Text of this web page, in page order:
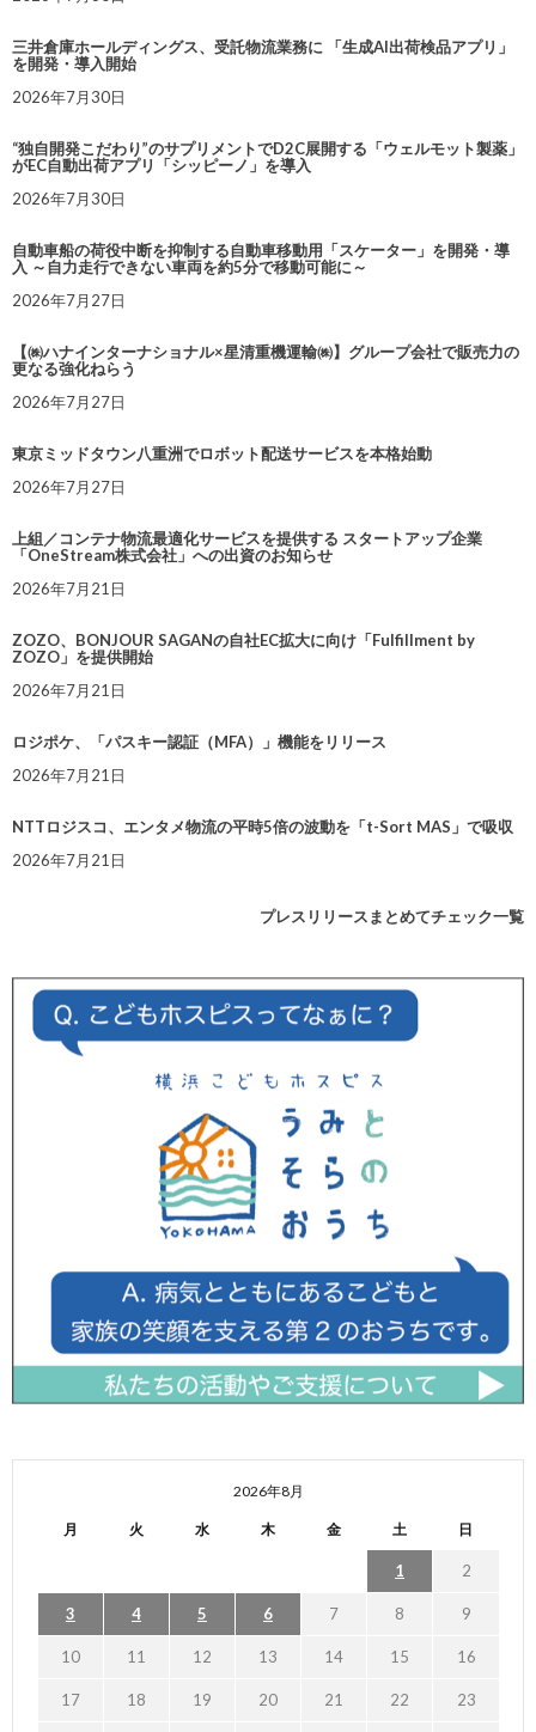
三井倉庫ホールディングス、受託物流業務に 「生成AI出荷検品アプリ」
を開発・導入開始
2026年7月30日
“独自開発こだわり”のサプリメントでD2C展開する「ウェルモット製薬」
がEC自動出荷アプリ「シッピーノ」を導入
2026年7月30日
自動車船の荷役中断を抑制する自動車移動用「スケーター」を開発・導
入 ～自力走行できない車両を約5分で移動可能に～
2026年7月27日
【㈱ハナインターナショナル×星清重機運輸㈱】グループ会社で販売力の
更なる強化ねらう
2026年7月27日
東京ミッドタウン八重洲でロボット配送サービスを本格始動
2026年7月27日
上組／コンテナ物流最適化サービスを提供する スタートアップ企業
「OneStream株式会社」への出資のお知らせ
2026年7月21日
ZOZO、BONJOUR SAGANの自社EC拡大に向け「Fulfillment by
ZOZO」を提供開始
2026年7月21日
ロジポケ、「パスキー認証（MFA）」機能をリリース
2026年7月21日
NTTロジスコ、エンタメ物流の平時5倍の波動を「t-Sort MAS」で吸収
2026年7月21日
プレスリリースまとめてチェック一覧
2026年8月
月 火 水 木 金 土 日
1 2
3 4 5 6 7 8 9
10 11 12 13 14 15 16
17 18 19 20 21 22 23